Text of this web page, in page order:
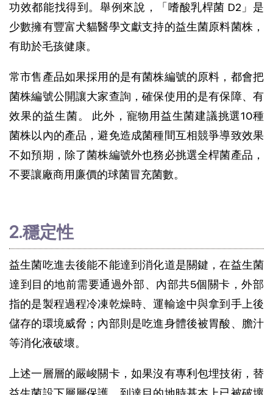
功效都能找得到。舉例來說，「嗜酸乳桿菌 D2」是
少數擁有豐富犬貓醫學文獻支持的益生菌原料菌株，
有助於毛孩健康。
常市售產品如果採用的是有菌株編號的原料，都會把
菌株編號公開讓大家查詢，確保使用的是有保障、有
效果的益生菌。 此外，寵物用益生菌建議挑選10種
菌株以內的產品，避免造成菌種間互相競爭導致效果
不如預期，除了菌株編號外也務必挑選全桿菌產品，
不要讓廠商用廉價的球菌冒充菌數。
2.穩定性
益生菌吃進去後能不能達到消化道是關鍵，在益生菌
達到目的地前需要通過外部、內部共5個關卡，外部
指的是製程過程冷凍乾燥時、運輸途中與拿到手上後
儲存的環境威脅；內部則是吃進身體後被胃酸、膽汁
等消化液破壞。
上述一層層的嚴峻關卡，如果沒有專利包埋技術，替